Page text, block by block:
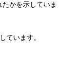
かを示していま
ています。